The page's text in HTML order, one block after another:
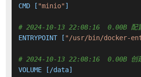
CMD [ "minio" ]
# 2024-10-13 22:08:16  0.00B 配置
ENTRYPOINT [ "/usr/bin/docker-
# 2024-10-13 22:08:16  0.00B 创建
VOLUME [/data]